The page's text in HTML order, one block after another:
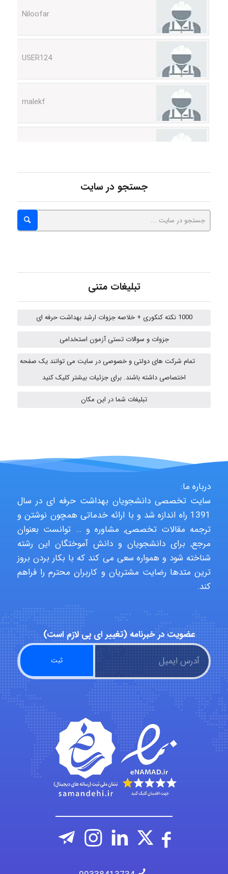
A.balandeh
aghajari vahid
HaddadiMahsa
USER124
malekf
abolfazlkoshehe
A.balandeh
fatima
Jafar Tym
aghajari vahid
جستجو در سایت
تبلیغات متنی
1000 نکته کنکوری + خلاصه جزوات ارشد بهداشت حرفه ای
جزوات و سوالات تستی آزمون استخدامی
تمام شرکت های دولتی و خصوصی در سایت می توانند یک صفحه
اختصاصی داشته باشند. برای جزئیات بیشتر کلیک کنید
تبلیغات شما در این مکان
درباره ما:
سایت تخصصی دانشجویان بهداشت حرفه ای در سال
1391 راه اندازه شد و با ارائه خدماتی همچون نوشتن و
ترجمه مقالات تخصصی, مشاوره و … توانست بعنوان
مرجع, برای دانشجویان و دانش آموختگان این رشته
شناخته شود و همواره سعی می کند که با بکار بردن بروز
ترین متدها رضایت مشتریان و کاربران محترم را فراهم
کند.
عضویت در خبرنامه (تغییر ای پی لازم است)